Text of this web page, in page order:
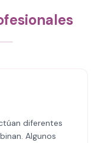
diferentes
Algunos